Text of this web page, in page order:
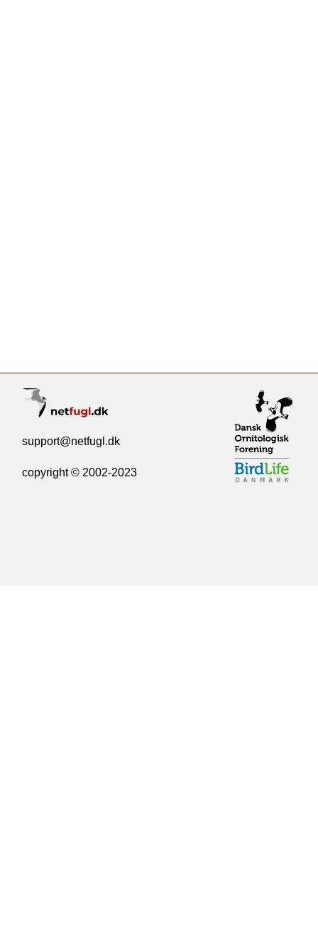
support@netfugl.dk
copyright © 2002-2023